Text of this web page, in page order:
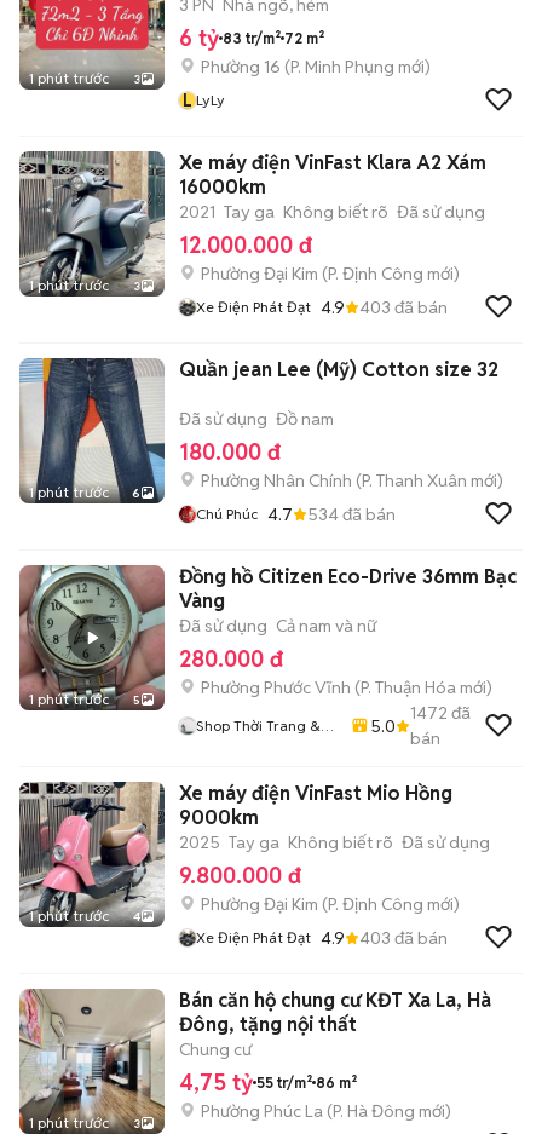
1 phút trước 3
3 PN Nhà ngõ, hẻm
6 tỷ 83 tr/m² 72 m²
Phường 16 (P. Minh Phụng mới)
L LyLy
1 phút trước 3
Xe máy điện VinFast Klara A2 Xám
16000km
2021 Tay ga Không biết rõ Đã sử dụng
12.000.000 đ
Phường Đại Kim (P. Định Công mới)
Xe Điện Phát Đạt 4.9 403 đã bán
1 phút trước 6
Quần jean Lee (Mỹ) Cotton size 32
Đã sử dụng Đồ nam
180.000 đ
Phường Nhân Chính (P. Thanh Xuân mới)
Chú Phúc 4.7 534đã bán
1 phút trước 5
Đồng hồ Citizen Eco-Drive 36mm Bạc
Vàng
Đã sử dụng Cả nam và nữ
280.000 đ
Phường Phước Vĩnh (P. Thuận Hóa mới)
Shop Thời Trang &
5.0
1472 đã
bán
1 phút trước 4
Xe máy điện VinFast Mio Hồng
9000km
2025 Tay ga Không biết rõ Đã sử dụng
9.800.000 đ
Phường Đại Kim (P. Định Công mới)
Xe Điện Phát Đạt 4.9 403 đã bán
1 phút trước 3
Bán căn hộ chung cư KĐT Xa La, Hà
Đông, tặng nội thất
Chung cư
4,75 tỷ 55 tr/m² 86 m²
Phường Phúc La (P. Hà Đông mới)